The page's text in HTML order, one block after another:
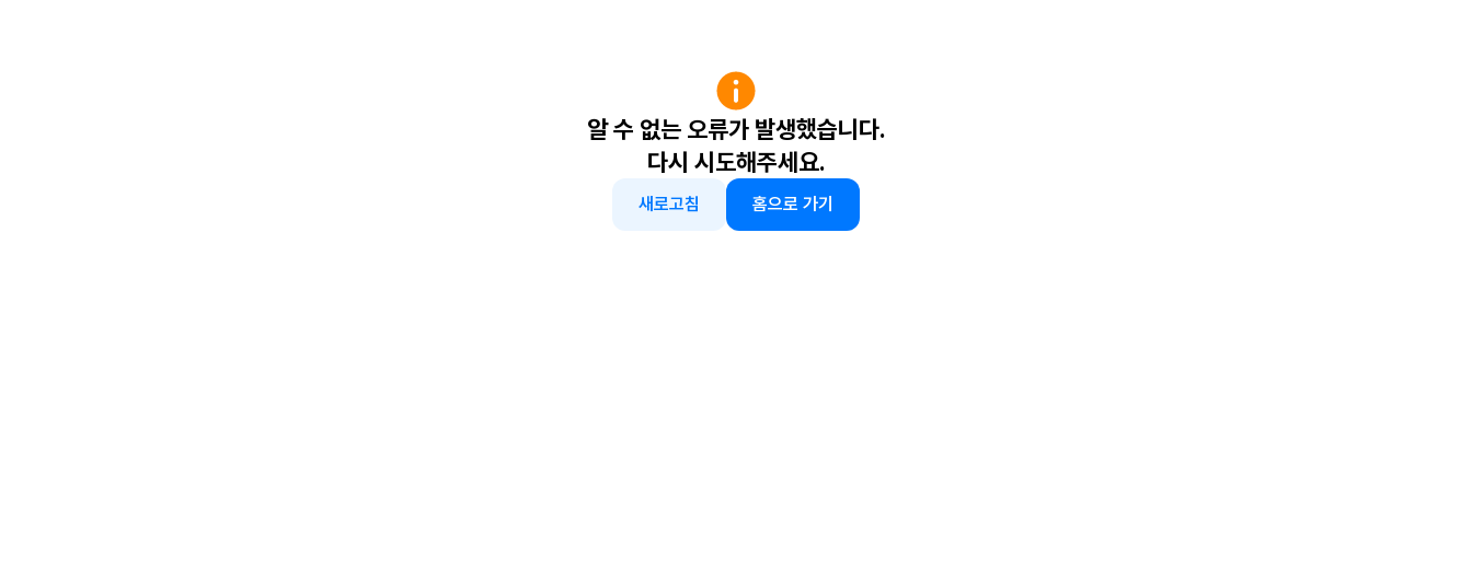
알 수 없는 오류가 발생했습니다.
다시 시도해주세요.
새로고침 홈으로 가기